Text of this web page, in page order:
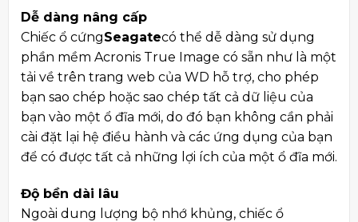
Dễ dàng nâng cấp
Chiếc ổ cứngSeagatecó thể dễ dàng sử dụng
phần mềm Acronis True Image có sẵn như là một
tải về trên trang web của WD hỗ trợ, cho phép
bạn sao chép hoặc sao chép tất cả dữ liệu của
bạn vào một ổ đĩa mới, do đó bạn không cần phải
cài đặt lại hệ điều hành và các ứng dụng của bạn
để có được tất cả những lợi ích của một ổ đĩa mới.
Độ bền dài lâu
Ngoài dung lượng bộ nhớ khủng, chiếc ổ